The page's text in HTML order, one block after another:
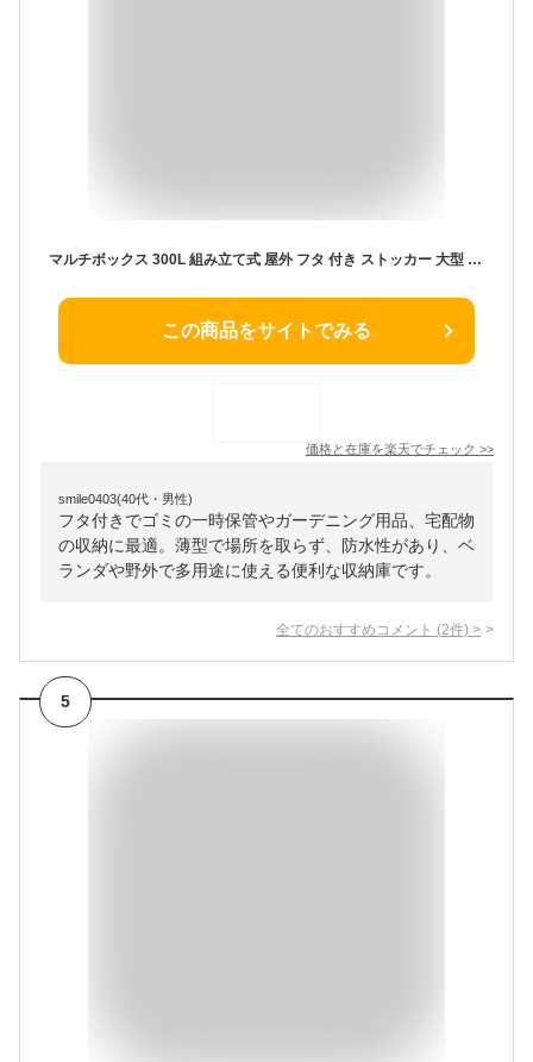
マルチボックス 300L 組み立て式 屋外 フタ 付き ストッカー 大型 大容量 収納ボックス 物置 物置き 小型 薄型 ゴミ箱 ゴミステーション 収納庫 ゴミ箱 ベランダ 防水 蓋 物入れ 大型宅配便 ガーデニング用品収納 野外収納
この商品をサイトでみる
価格と在庫を楽天でチェック >>
smile0403(40代・男性)
フタ付きでゴミの一時保管やガーデニング用品、宅配物
の収納に最適。薄型で場所を取らず、防水性があり、ベ
ランダや野外で多用途に使える便利な収納庫です。
全てのおすすめコメント (2件) >
5